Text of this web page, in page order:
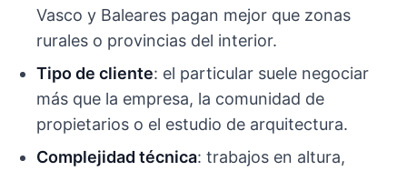
Vasco y Baleares pagan mejor que zonas
rurales o provincias del interior.
Tipo de cliente: el particular suele negociar
más que la empresa, la comunidad de
propietarios o el estudio de arquitectura.
Complejidad técnica: trabajos en altura,